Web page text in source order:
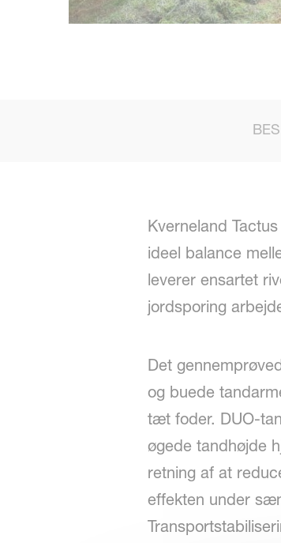
Kverneland
ideel balance
leverer ensartet
jordsporing
Det
og buede
tæt foder. DUO-
øgede tandhøjde
retning af at
effekten under